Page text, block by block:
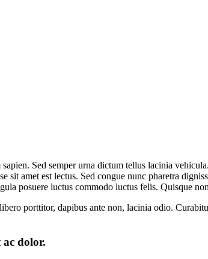
Sed semper urna dictum tellus lacinia
sit amet est lectus. Sed congue nunc pharetra
posuere luctus commodo luctus felis. Quisque
porttitor, dapibus ante non, lacinia odio.
dolor.